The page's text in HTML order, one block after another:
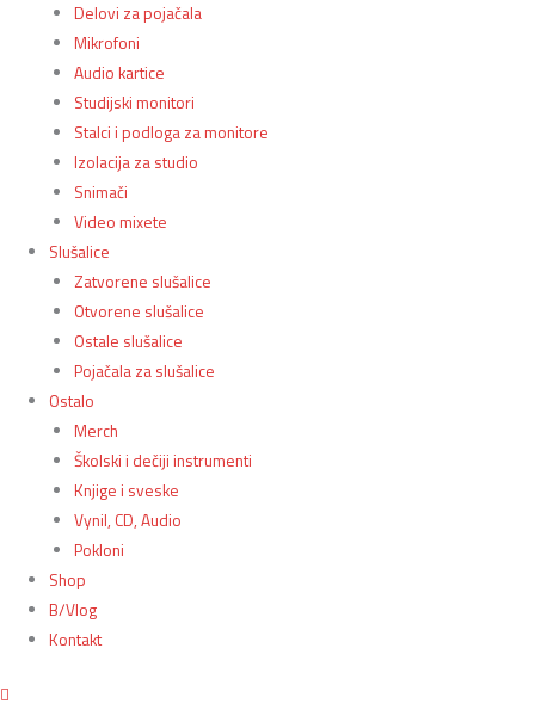
Delovi za pojačala
Mikrofoni
Audio kartice
Studijski monitori
Stalci i podloga za monitore
Izolacija za studio
Snimači
Video mixete
Slušalice
Zatvorene slušalice
Otvorene slušalice
Ostale slušalice
Pojačala za slušalice
Ostalo
Merch
Školski i dečiji instrumenti
Knjige i sveske
Vynil, CD, Audio
Pokloni
Shop
B/Vlog
Kontakt